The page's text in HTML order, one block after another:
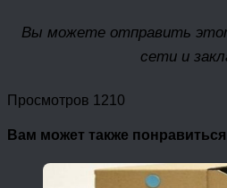
Вы можете отправить
сети и
Просмотров 1210
Вам может также